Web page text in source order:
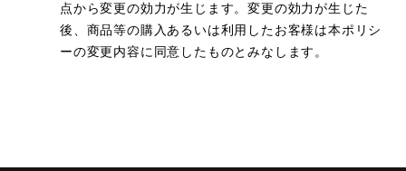
点から変更の効力が生じます。変更の効力が生じた
後、商品等の購入あるいは利用したお客様は本ポリシ
ーの変更内容に同意したものとみなします。